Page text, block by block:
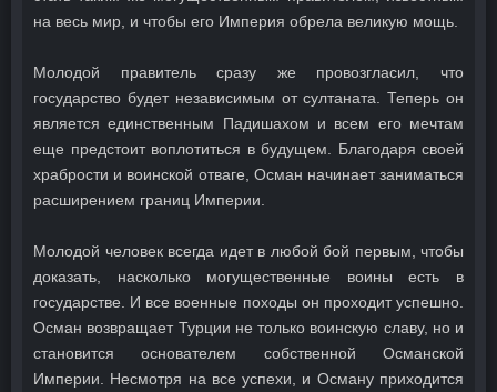
на весь мир, и чтобы его Империя обрела великую мощь.
Молодой правитель сразу же провозгласил, что
государство будет независимым от султаната. Теперь он
является единственным Падишахом и всем его мечтам
еще предстоит воплотиться в будущем. Благодаря своей
храбрости и воинской отваге, Осман начинает заниматься
расширением границ Империи.
Молодой человек всегда идет в любой бой первым, чтобы
доказать, насколько могущественные воины есть в
государстве. И все военные походы он проходит успешно.
Осман возвращает Турции не только воинскую славу, но и
становится основателем собственной Османской
Империи. Несмотря на все успехи, и Осману приходится